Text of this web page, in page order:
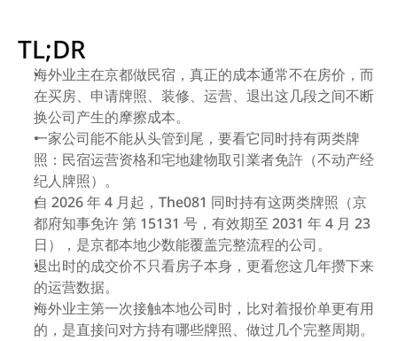
TL;DR
海外业主在京都做民宿，真正的成本通常不在房价，而
在买房、申请牌照、装修、运营、退出这几段之间不断
换公司产生的摩擦成本。
一家公司能不能从头管到尾，要看它同时持有两类牌
照：民宿运营资格和宅地建物取引業者免許（不动产经
纪人牌照）。
自 2026 年 4 月起，The081 同时持有这两类牌照（京
都府知事免许 第 15131 号，有效期至 2031 年 4 月 23
日），是京都本地少数能覆盖完整流程的公司。
退出时的成交价不只看房子本身，更看您这几年攒下来
的运营数据。
海外业主第一次接触本地公司时，比对着报价单更有用
的，是直接问对方持有哪些牌照、做过几个完整周期。